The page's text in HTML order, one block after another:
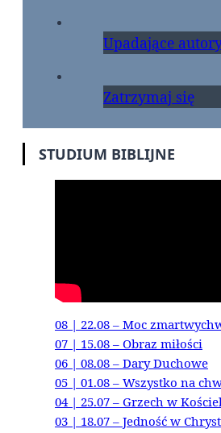
Upadające
Zatrzymaj się
STUDIUM BIBLIJNE
08 | 22.08 – Moc
07 | 15.08 – Obraz miłości
06 | 08.08 – Dary Duchowe
05 | 01.08 – Wszystko na
04 | 25.07 – Grzech w
03 | 18.07 – Jedność w